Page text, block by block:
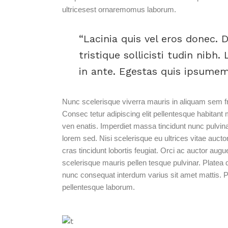
ultricesest ornaremomus laborum.
Lacinia quis vel eros donec.
tristique sollicisti tudin nibh.
in ante. Egestas quis
Nunc scelerisque viverra mauris in aliquam sem
Consec tetur adipiscing elit pellentesque
ven enatis. Imperdiet massa tincidunt nunc
lorem sed. Nisi scelerisque eu ultrices vitae
cras tincidunt lobortis feugiat. Orci ac auctor
scelerisque mauris pellen tesque pulvinar.
nunc consequat interdum varius sit amet mattis.
pellentesque laborum.